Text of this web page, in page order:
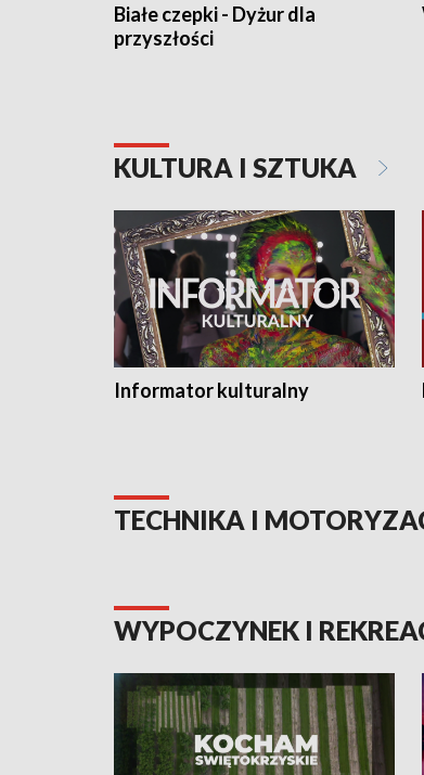
Białe czepki - Dyżur dla
przyszłości
KULTURA I SZTUKA
Informator kulturalny
TECHNIKA I
WYPOCZYNEK I